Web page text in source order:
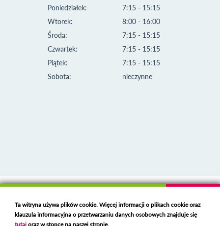
Poniedziałek:
Wtorek:
Środa:
Czwartek:
Piątek:
Sobota:
7:15 - 15:15
8:00 - 16:00
7:15 - 15:15
7:15 - 15:15
7:15 - 15:15
nieczynne
Deklaracja dostępności
Polski serwer RBLhttps://polspam.pl/
Ta witryna używa plików cookie. Więcej informacji o plikach cookie oraz
klauzula informacyjna o przetwarzaniu danych osobowych znajduje się
tutajoraz w stopce na naszej stronie.